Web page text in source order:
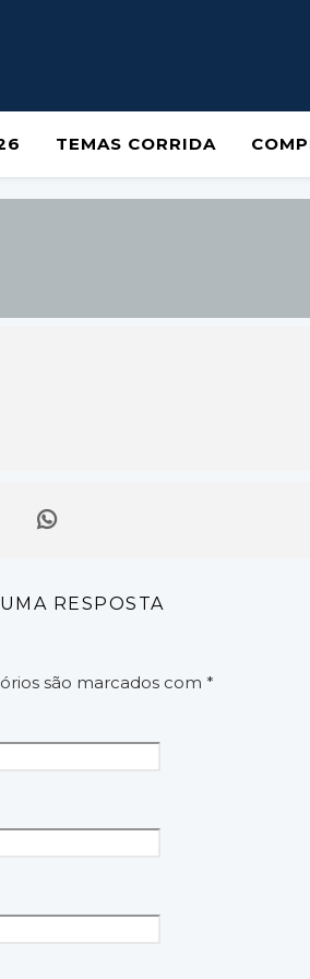
TEMAS CORRIDA
RESPOSTA
são marcados com *